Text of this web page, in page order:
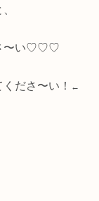
さ〜い♡♡♡
ださ〜い！
←